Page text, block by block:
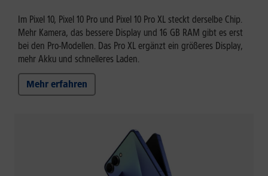
Im Pixel 10, Pixel 10 Pro und Pixel 10 Pro XL steckt derselbe Chip.
Mehr Kamera, das bessere Display und 16 GB RAM gibt es erst
bei den Pro-Modellen. Das Pro XL ergänzt ein größeres Display,
mehr Akku und schnelleres Laden.
Mehr erfahren